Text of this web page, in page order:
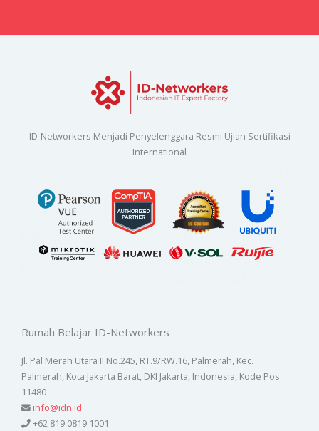
ID-Networkers Menjadi Penyelenggara Resmi Ujian Sertifikasi
International
Rumah Belajar ID-Networkers
Jl. Pal Merah Utara II No.245, RT.9/RW.16, Palmerah, Kec.
Palmerah, Kota Jakarta Barat, DKI Jakarta, Indonesia, Kode Pos
11480
info@idn.id
+62 819 0819 1001